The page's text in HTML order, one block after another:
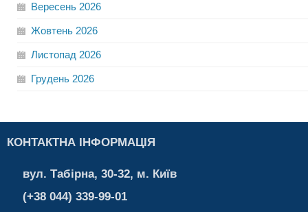
Вересень 2026
Жовтень 2026
Листопад 2026
Грудень 2026
КОНТАКТНА ІНФОРМАЦІЯ
вул. Табірна, 30-32, м. Київ
(+38 044) 339-99-01